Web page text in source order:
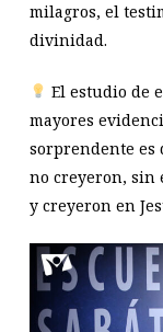
milagros, el
divinidad.
El estudio de
mayores
sorprendente es
no creyeron, sin
y creyeron en